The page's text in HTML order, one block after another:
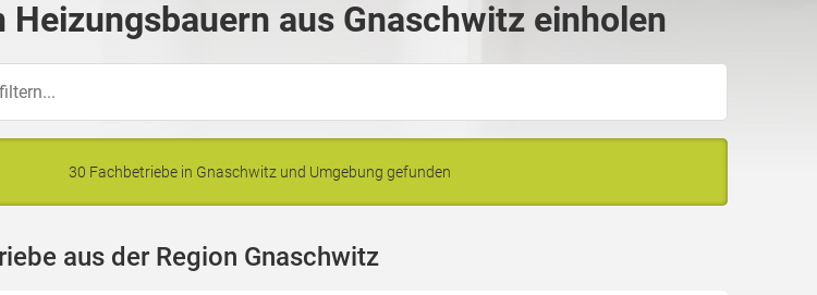
Heizungsbauern aus Gnaschwitz einholen
30 Fachbetriebe in Gnaschwitz und Umgebung gefunden
aus der Region Gnaschwitz